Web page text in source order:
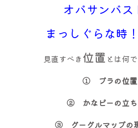
オバサンバス
まっしぐらな時
見直すべき位置 とは何
① ブラの位置
② かなピーの立ち
③ グーグルマップの